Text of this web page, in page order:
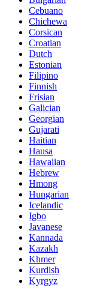
Cebuano
Chichewa
Corsican
Croatian
Dutch
Estonian
Filipino
Finnish
Frisian
Galician
Georgian
Gujarati
Haitian
Hausa
Hawaiian
Hebrew
Hmong
Hungarian
Icelandic
Igbo
Javanese
Kannada
Kazakh
Khmer
Kurdish
Kyrgyz